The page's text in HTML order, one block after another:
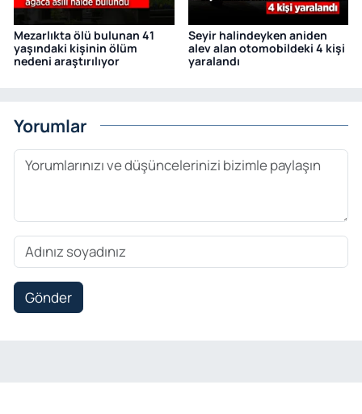
Mezarlıkta ölü bulunan 41
yaşındaki kişinin ölüm
nedeni araştırılıyor
Seyir halindeyken aniden
alev alan otomobildeki 4 kişi
yaralandı
Yorumlar
Gönder